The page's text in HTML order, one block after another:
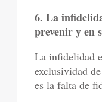
6. La
prevenir y en
La infidelidad
exclusividad
es la falta de